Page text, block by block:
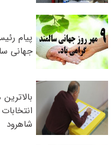
پیام
جهانی
شاهرود